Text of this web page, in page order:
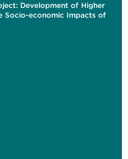
Development of Higher
Socio-economic Impacts of